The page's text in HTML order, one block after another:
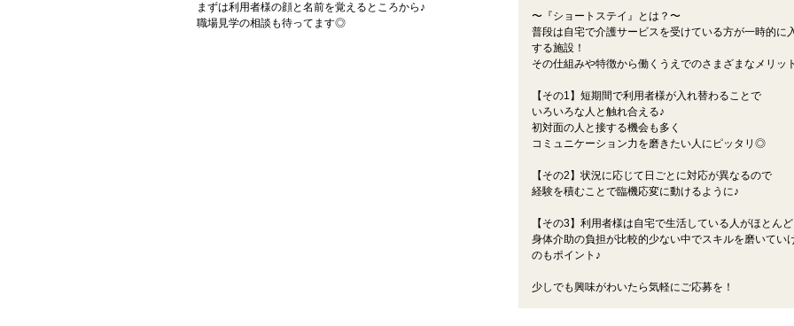
まずは利用者様の顔と名前を覚えるところから♪
職場見学の相談も待ってます◎
〜『ショートステイ』とは？〜
普段は自宅で介護サービスを受けている方が一時的に
する施設！
その仕組みや特徴から働くうえでのさまざまなメリッ
【その1】短期間で利用者様が入れ替わることで
いろいろな人と触れ合える♪
初対面の人と接する機会も多く
コミュニケーション力を磨きたい人にピッタリ◎
【その2】状況に応じて日ごとに対応が異なるので
経験を積むことで臨機応変に動けるように♪
【その3】利用者様は自宅で生活している人がほとん
身体介助の負担が比較的少ない中でスキルを磨いてい
のもポイント♪
少しでも興味がわいたら気軽にご応募を！